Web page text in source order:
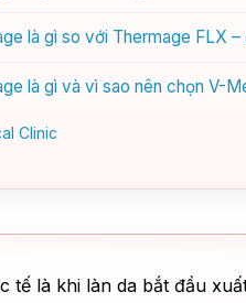
là gì so với Thermage FLX
là gì và vì sao nên chọn V-
Clinic
tế là khi làn da bắt đầu